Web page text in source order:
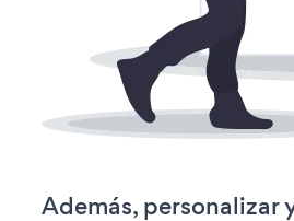
Además, personalizar